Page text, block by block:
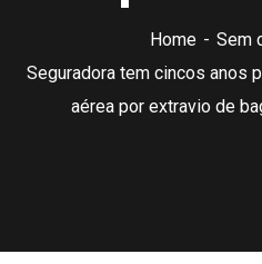
Home
Sem
Seguradora tem cincos anos
aérea por extravio de